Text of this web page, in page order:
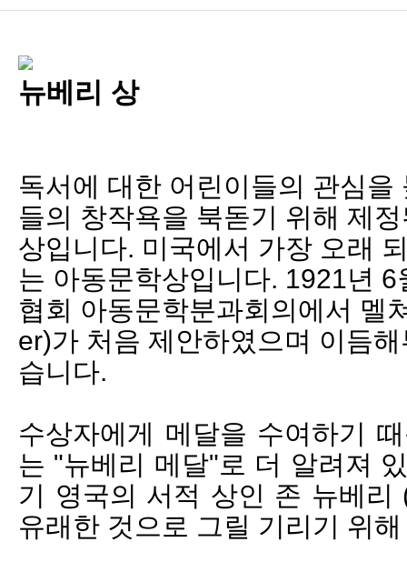
뉴베리 상
독서에 대한 어린이들의 관심을
들의 창작욕을 북돋기 위해 제
상입니다. 미국에서 가장 오래
는 아동문학상입니다. 1921년
협회 아동문학분과회의에서 멜
er)가 처음 제안하였으며 이듬
습니다.
수상자에게 메달을 수여하기
는 "뉴베리 메달"로 더 알려져
기 영국의 서적 상인 존 뉴베리
유래한 것으로 그릴 기리기 위